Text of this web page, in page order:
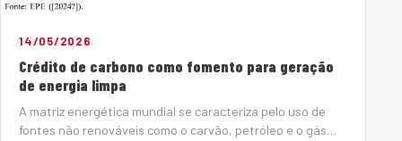
14/05/2026
Crédito de carbono como fomento para geração
de energia limpa
A matriz energética mundial se caracteriza pelo uso de
fontes não renováveis como o carvão, petróleo e o gás